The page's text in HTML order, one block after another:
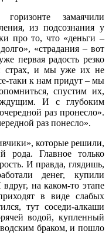
замаячили
из подсознания у
про то, что «деньги –
«страдания – вот
первая радость резко
страх, и мы уже их не
таки к нам придут – мы
спустим их,
И с глубоким
раз пронесло».
раз понесло».
которые решили,
рода. Главное только
И правда, глядишь,
денег, купили
на каком-то этапе
в виде слабых
тут соседи-алкаши
водой, купленный
браком, и пошло